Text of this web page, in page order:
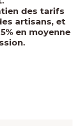
des tarifs
artisans, et
en moyenne